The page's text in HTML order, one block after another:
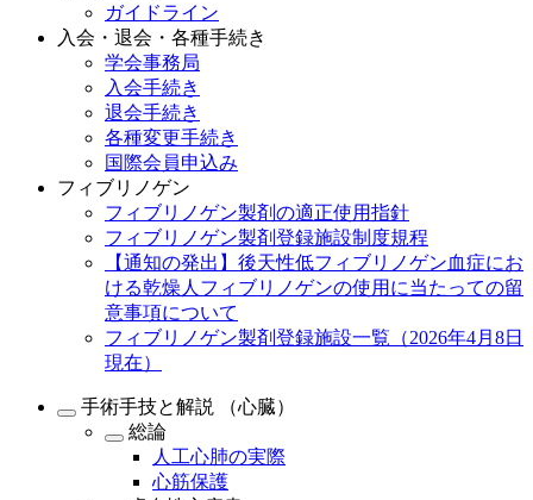
ガイドライン
入会・退会・各種手続き
学会事務局
入会手続き
退会手続き
各種変更手続き
国際会員申込み
フィブリノゲン
フィブリノゲン製剤の適正使用指針
フィブリノゲン製剤登録施設制度規程
【通知の発出】後天性低フィブリノゲン血症にお
ける乾燥人フィブリノゲンの使用に当たっての留
意事項について
フィブリノゲン製剤登録施設一覧（2026年4月8日
現在）
手術手技と解説 （心臓）
総論
人工心肺の実際
心筋保護